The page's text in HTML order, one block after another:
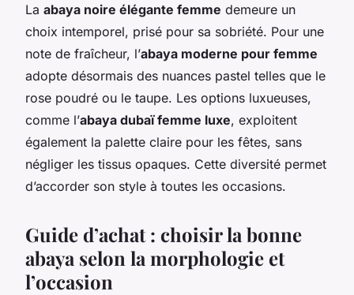
La abaya noire élégante femme demeure un
choix intemporel, prisé pour sa sobriété. Pour une
note de fraîcheur, l’abaya moderne pour femme
adopte désormais des nuances pastel telles que le
rose poudré ou le taupe. Les options luxueuses,
comme l’abaya dubaï femme luxe, exploitent
également la palette claire pour les fêtes, sans
négliger les tissus opaques. Cette diversité permet
d’accorder son style à toutes les occasions.
Guide d’achat : choisir la bonne
abaya selon la morphologie et
l’occasion